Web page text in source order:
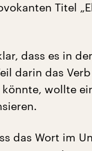
Titel
dass es in
darin das Verb
könnte, wollte
das Wort im